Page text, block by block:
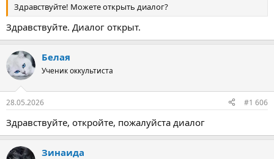
Здравствуйте! Можете открыть диалог?
Здравствуйте. Диалог открыт.
Белая
Ученик оккультиста
28.05.2026 #1 606
Здравствуйте, откройте, пожалуйста диалог
Зинаида